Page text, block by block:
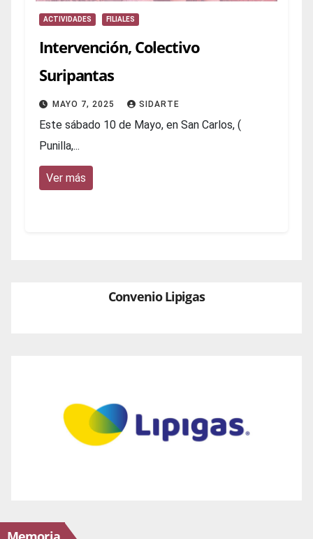
ACTIVIDADES FILIALES
Intervención, Colectivo
Suripantas
MAYO 7, 2025 SIDARTE
Este sábado 10 de Mayo, en San Carlos, (
Punilla,...
Ver más
Convenio Lipigas